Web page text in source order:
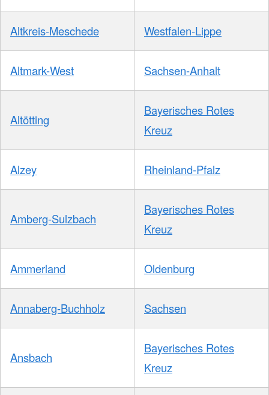
Altkreis-Meschede Westfalen-Lippe
Altmark-West Sachsen-Anhalt
Altötting
Bayerisches Rotes
Kreuz
Alzey Rheinland-Pfalz
Amberg-Sulzbach
Bayerisches Rotes
Kreuz
Ammerland Oldenburg
Annaberg-Buchholz Sachsen
Ansbach
Bayerisches Rotes
Kreuz